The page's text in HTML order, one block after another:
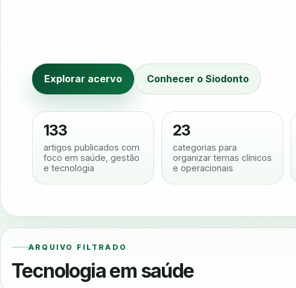
Explorar acervo Conhecer o Siodonto
133
artigos publicados com
foco em saúde, gestão
e tecnologia
23
categorias para
organizar temas clínicos
e operacionais
ARQUIVO FILTRADO
Tecnologia em saúde